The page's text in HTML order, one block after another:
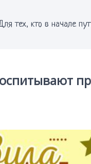
тех, кто в начале